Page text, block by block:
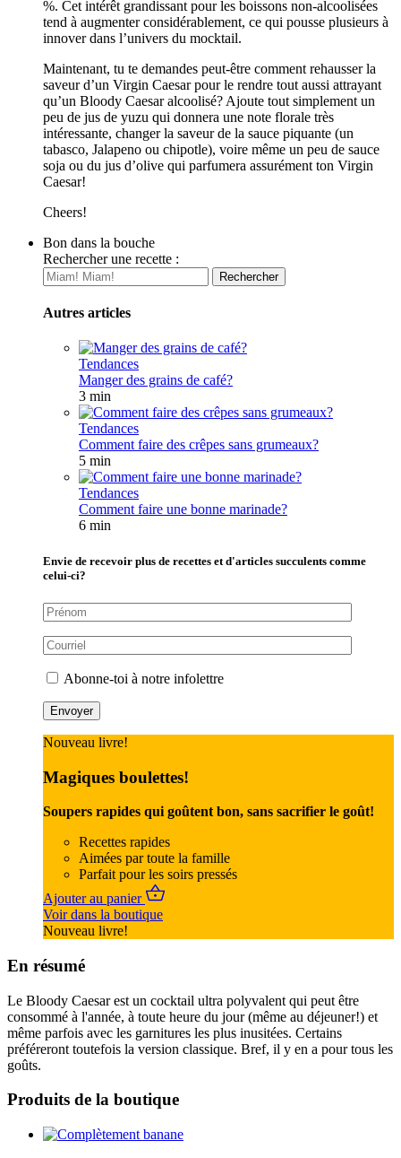
%. Cet intérêt grandissant pour les boissons non-alcoolisées
tend à augmenter considérablement, ce qui pousse plusieurs à
innover dans l’univers du mocktail.
Maintenant, tu te demandes peut-être comment rehausser la
saveur d’un Virgin Caesar pour le rendre tout aussi attrayant
qu’un Bloody Caesar alcoolisé? Ajoute tout simplement un
peu de jus de yuzu qui donnera une note florale très
intéressante, changer la saveur de la sauce piquante (un
tabasco, Jalapeno ou chipotle), voire même un peu de sauce
soja ou du jus d’olive qui parfumera assurément ton Virgin
Caesar!
Cheers!
Bon dans la bouche
Rechercher une recette :
Autres articles
Tendances
Manger des grains de café?
3 min
Tendances
Comment faire des crêpes sans grumeaux?
5 min
Tendances
Comment faire une bonne marinade?
6 min
Envie de recevoir plus de recettes et d'articles succulents comme
celui-ci?
Abonne-toi à notre infolettre
Nouveau livre!
Magiques boulettes!
Soupers rapides qui goûtent bon, sans sacrifier le goût!
Recettes rapides
Aimées par toute la famille
Parfait pour les soirs pressés
Ajouter au panier
Voir dans la boutique
Nouveau livre!
En résumé
Le Bloody Caesar est un cocktail ultra polyvalent qui peut être
consommé à l'année, à toute heure du jour (même au déjeuner!) et
même parfois avec les garnitures les plus inusitées. Certains
préféreront toutefois la version classique. Bref, il y en a pour tous les
goûts.
Produits de la boutique